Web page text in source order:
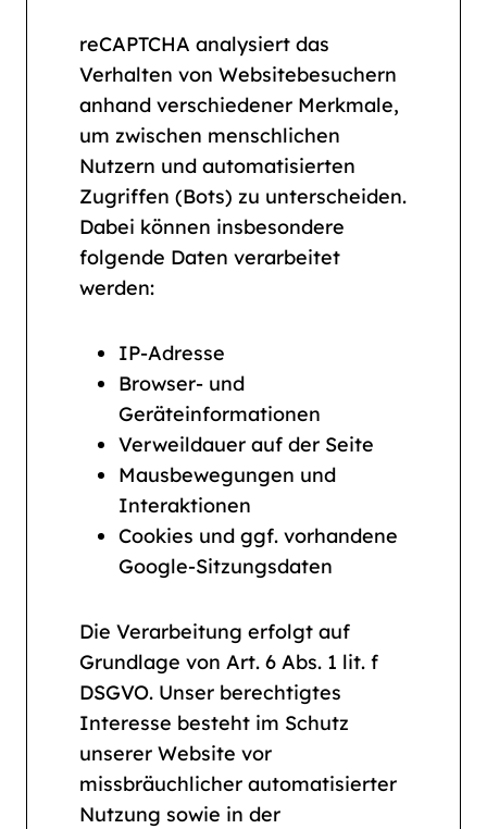
reCAPTCHA analysiert das
Verhalten von Websitebesuchern
anhand verschiedener Merkmale,
um zwischen menschlichen
Nutzern und automatisierten
Zugriffen (Bots) zu unterscheiden.
Dabei können insbesondere
folgende Daten verarbeitet
werden:
IP-Adresse
Browser- und
Geräteinformationen
Verweildauer auf der Seite
Mausbewegungen und
Interaktionen
Cookies und ggf. vorhandene
Google-Sitzungsdaten
Die Verarbeitung erfolgt auf
Grundlage von Art. 6 Abs. 1 lit. f
DSGVO. Unser berechtigtes
Interesse besteht im Schutz
unserer Website vor
missbräuchlicher automatisierter
Nutzung sowie in der